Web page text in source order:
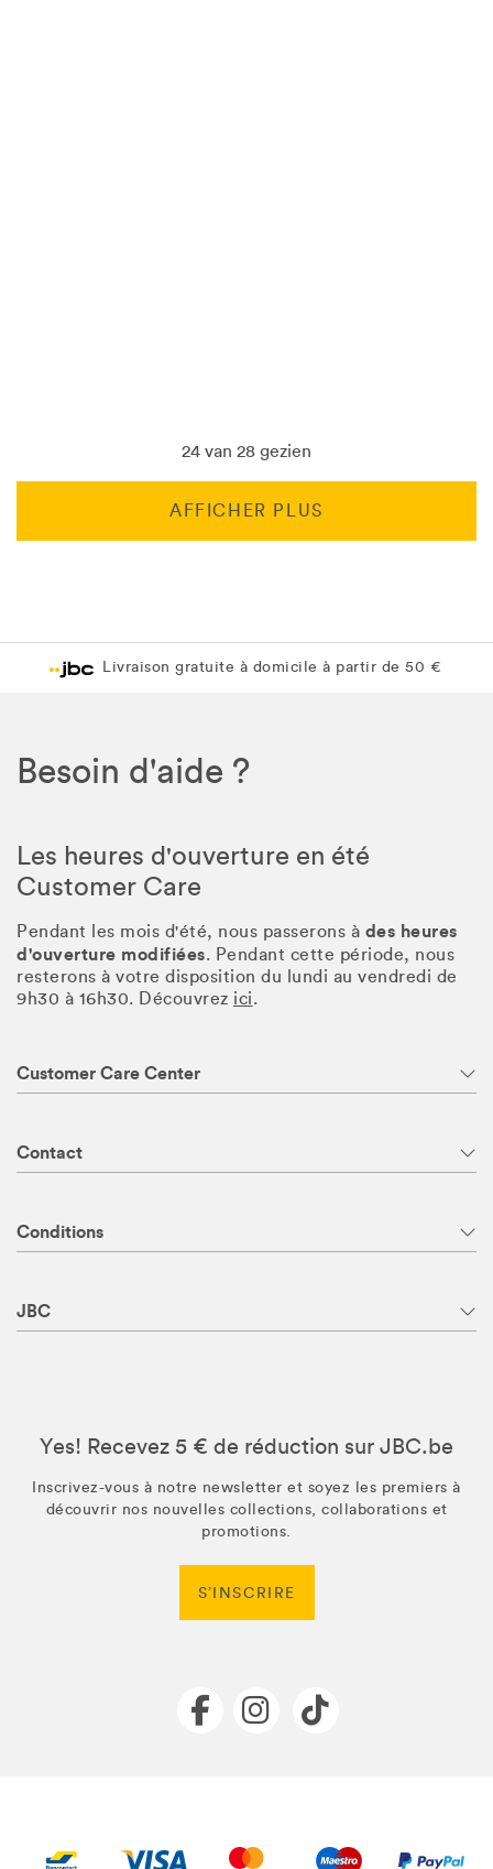
24 van 28 gezien
AFFICHER PLUS
Livraison gratuite en magasin JBC
Livraison gratuite en magasin JBC
Besoin d'aide ?
Les heures d'ouverture en été
Customer Care
Pendant les mois d'été, nous passerons à des heures
d'ouverture modifiées. Pendant cette période, nous
resterons à votre disposition du lundi au vendredi de
9h30 à 16h30. Découvrez ici.
Customer Care Center
Contact
Conditions
JBC
Yes! Recevez 5 € de réduction sur JBC.be
Inscrivez-vous à notre newsletter et soyez les premiers à
découvrir nos nouvelles collections, collaborations et
promotions.
S’INSCRIRE